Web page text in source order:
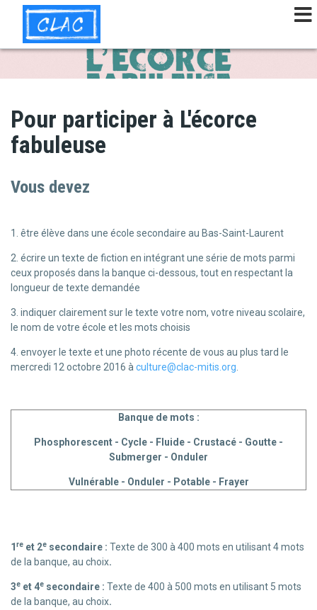
contenu
principal
Pour participer à L'écorce
fabuleuse
Vous devez
1. être élève dans une école secondaire au Bas-Saint-Laurent
2. écrire un texte de fiction en intégrant une série de mots parmi
ceux proposés dans la banque ci-dessous, tout en respectant la
longueur de texte demandée
3. indiquer clairement sur le texte votre nom, votre niveau scolaire,
le nom de votre école et les mots choisis
4. envoyer le texte et une photo récente de vous au plus tard le
mercredi 12 octobre 2016 à culture@clac-mitis.org
Banque de mots :
Phosphorescent - Cycle - Fluide - Crustacé - Goutte -
Submerger - Onduler
Vulnérable - Onduler - Potable - Frayer
1 re et 2e secondaire : Texte de 300 à 400 mots en utilisant 4 mots
de la banque, au choix.
3e et 4e secondaire : Texte de 400 à 500 mots en utilisant 5 mots
de la banque, au choix.